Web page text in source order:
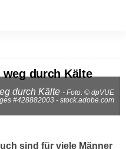
durch Kälte
durch Kälte - Foto: © dpVUE
#428882003 - stock.adobe.com
sind für viele Männer